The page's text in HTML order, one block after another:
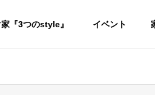
『3つのstyle』 イベント